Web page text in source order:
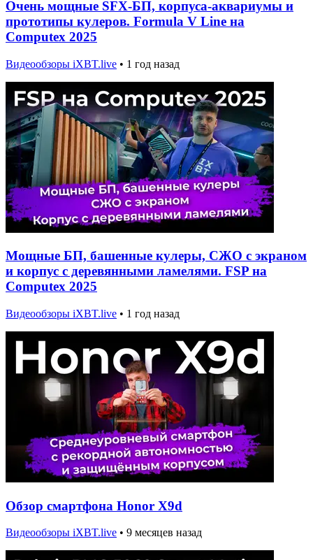
Очень мощные SFX-БП, корпуса-аквариумы и
прототипы кулеров. Formula V Line на
Computex 2025
Видеообзоры iXBT.live • 1 год назад
Мощные БП, башенные кулеры, СЖО с экраном
и корпус с деревянными ламелями. FSP на
Computex 2025
Видеообзоры iXBT.live • 1 год назад
Обзор смартфона Honor X9d
Видеообзоры iXBT.live • 9 месяцев назад